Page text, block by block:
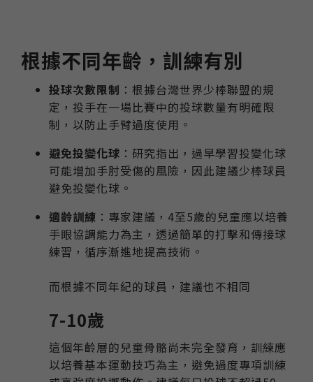
根據不同年齡，訓練有別
投球次數限制 ：根據台灣世界少棒聯盟的規
定，投手在一場比賽中的投球數量有明確限
制，以防止手臂過度使用。
避免投變化球 ：研究指出，過早學習投變化球
可能增加手肘受傷的風險，因此建議少棒球員
避免投變化球。
適齡訓練 ：專家建議，4至5歲的兒童應以培養
手眼協調能力為主，透過簡單的打擊和傳接球
練習，循序漸進地提高技術。
而根據不同年紀的球員，建議也不相同
7-10歲
這個年齡層的兒童骨骼尚未完全發育，訓練應
以培養基本運動技巧為主，避免過度專項訓練